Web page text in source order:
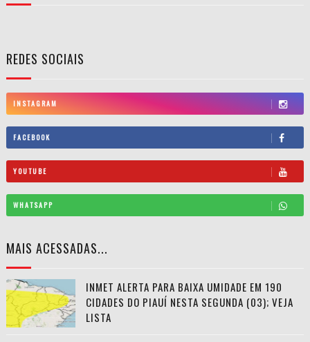
REDES SOCIAIS
INSTAGRAM
FACEBOOK
YOUTUBE
WHATSAPP
MAIS ACESSADAS...
INMET ALERTA PARA BAIXA UMIDADE EM 190
CIDADES DO PIAUÍ NESTA SEGUNDA (03); VEJA
LISTA